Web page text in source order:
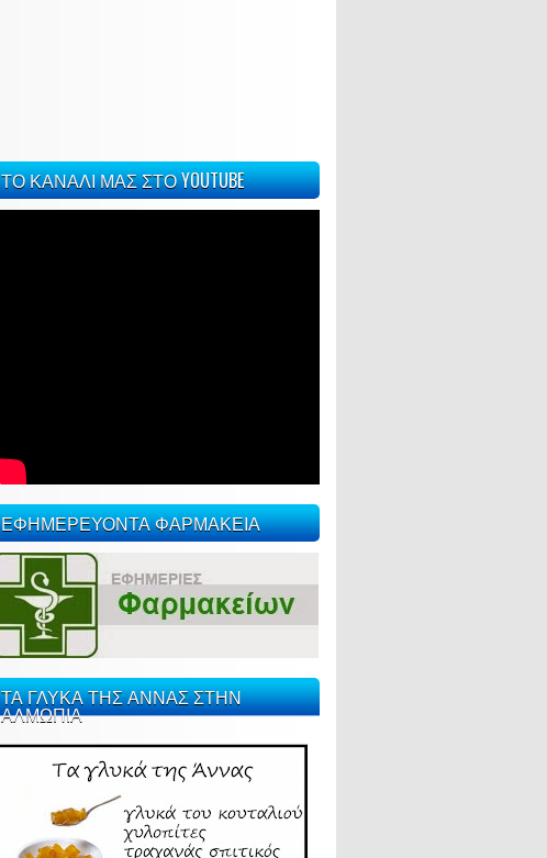
ΤΟ ΚΑΝΑΛΙ ΜΑΣ ΣΤΟ YOUTUBE
ΕΦΗΜΕΡΕΥΟΝΤΑ ΦΑΡΜΑΚΕΙΑ
ΤΑ ΓΛΥΚΑ ΤΗΣ ΑΝΝΑΣ ΣΤΗΝ
ΑΛΜΩΠΙΑ